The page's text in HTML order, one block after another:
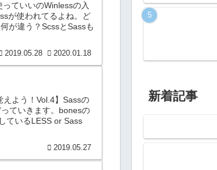
ていいのWinlessの入
が使われてるよね。ど
が違う？ScssとSassも
2019.05.28 2020.01.18
よう！Vol.4】Sassの
ていきます。bonesの
ているLESS or Sass
2019.05.27
新着記事